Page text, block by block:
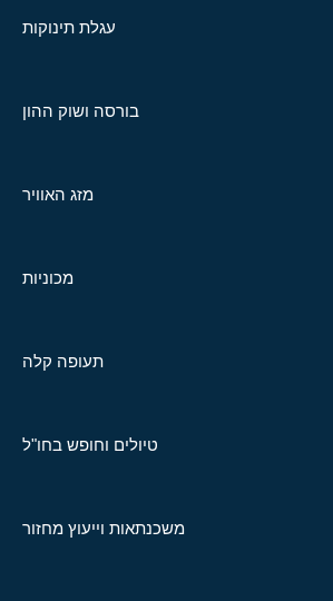
עגלת תינוקות
בורסה ושוק ההון
מזג האוויר
מכוניות
תעופה קלה
טיולים וחופש בחו"ל
משכנתאות וייעוץ מחזור